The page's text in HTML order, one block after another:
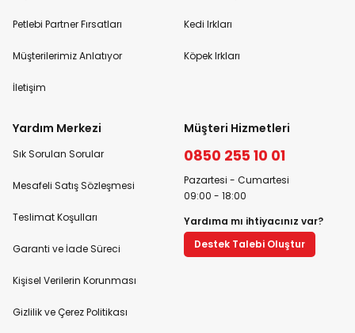
Petlebi Partner Fırsatları
Müşterilerimiz Anlatıyor
İletişim
Kedi Irkları
Köpek Irkları
Yardım Merkezi
Sık Sorulan Sorular
Mesafeli Satış Sözleşmesi
Teslimat Koşulları
Garanti ve İade Süreci
Kişisel Verilerin Korunması
Gizlilik ve Çerez Politikası
Müşteri Hizmetleri
0850 255 10 01
Pazartesi - Cumartesi
09:00 - 18:00
Yardıma mı ihtiyacınız var?
Destek Talebi Oluştur